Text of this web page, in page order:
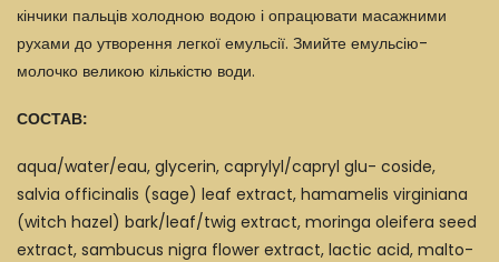
кінчики пальців холодною водою і опрацювати масажними
рухами до утворення легкої емульсії. Змийте емульсію-
молочко великою кількістю води.
СОСТАВ:
aqua/water/eau, glycerin, caprylyl/capryl glu- coside,
salvia officinalis (sage) leaf extract, hamamelis virginiana
(witch hazel) bark/leaf/twig extract, moringa oleifera seed
extract, sambucus nigra flower extract, lactic acid, malto-